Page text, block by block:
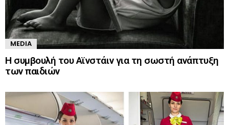
MEDIA
Η συμβουλή του Αϊνστάιν για τη σωστή ανάπτυξη
των παιδιών